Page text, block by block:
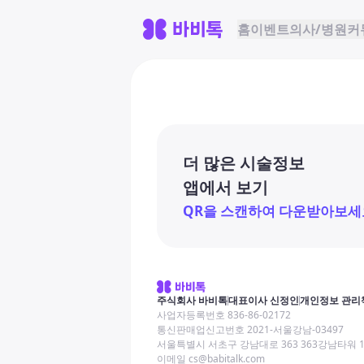
홈이벤트의사/병원커
더 많은 시술정보
앱에서 보기
QR을 스캔하여 다운받아보세
주식회사 바비톡대표이사 신정인개인정보 관리
사업자등록번호 836-86-02172
통신판매업신고번호 2021-서울강남-03497
서울특별시 서초구 강남대로 363 363강남타워
이메일 cs@babitalk.com